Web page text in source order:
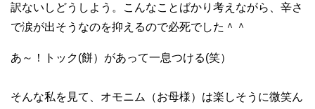
訳ないしどうしよう。こんなことばかり考えながら、辛さ
で涙が出そうなのを抑えるので必死でした＾＾
あ～！トック(餅）があって一息つける(笑）
そんな私を見て、オモニム（お母様）は楽しそうに微笑ん